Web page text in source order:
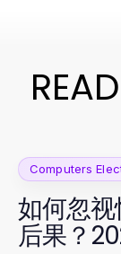
Computers
如何忽
后果？